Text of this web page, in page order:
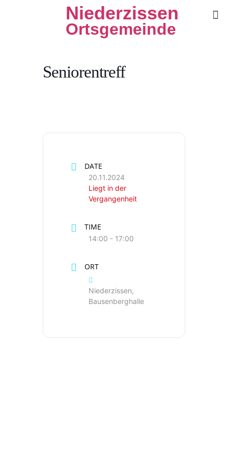
Niederzissen
Ortsgemeinde
Seniorentreff
DATE
20.11.2024
Liegt in der
Vergangenheit
TIME
14:00 - 17:00
ORT
Niederzissen,
Bausenberghalle